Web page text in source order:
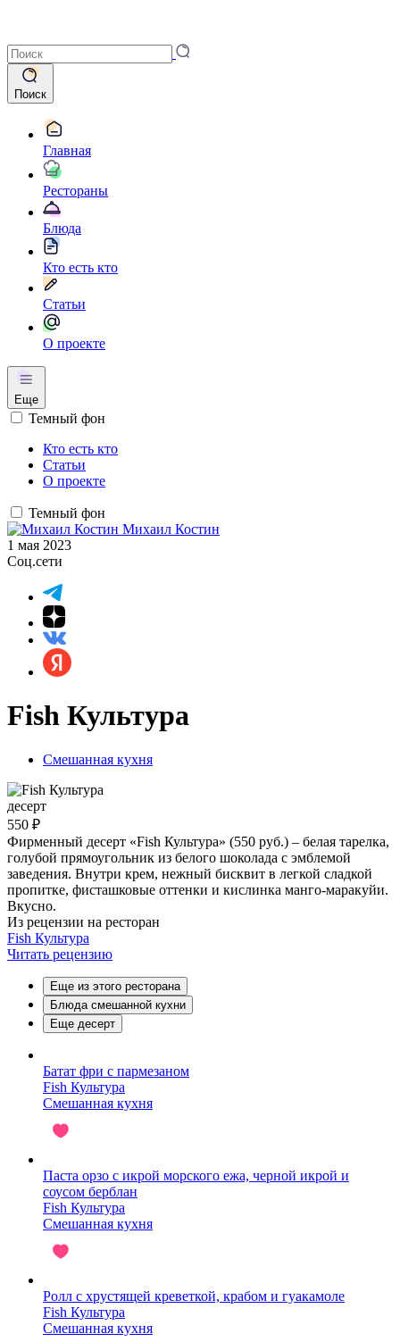
Поиск
Главная
Рестораны
Блюда
Кто есть кто
Статьи
О проекте
Еще
Темный фон
Кто есть кто
Статьи
О проекте
Темный фон
Михаил Костин
1 мая 2023
Соц.сети
Fish Культура
Смешанная кухня
десерт
550 ₽
Фирменный десерт «Fish Культура» (550 руб.) – белая тарелка,
голубой прямоугольник из белого шоколада с эмблемой
заведения. Внутри крем, нежный бисквит в легкой сладкой
пропитке, фисташковые оттенки и кислинка манго-маракуйи.
Вкусно.
Из рецензии на ресторан
Fish Культура
Читать рецензию
Еще из этого ресторана
Блюда смешанной кухни
Еще десерт
Батат фри с пармезаном
Fish Культура
Смешанная кухня
Паста орзо с икрой морского ежа, черной икрой и
соусом берблан
Fish Культура
Смешанная кухня
Ролл с хрустящей креветкой, крабом и гуакамоле
Fish Культура
Смешанная кухня